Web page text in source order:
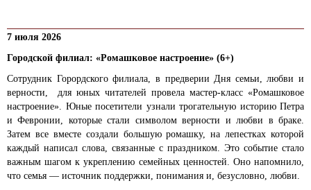
7 июля 2026
Городской филиал: «Ромашковое настроение» (6+)
Сотрудник Горордского филиала, в предверии Дня семьи, любви и
верности, для юных читателей провела мастер-класс «Ромашковое
настроение». Юные посетители узнали трогательную историю Петра
и Февронии, которые стали символом верности и любви в браке.
Затем все вместе создали большую ромашку, на лепестках которой
каждый написал слова, связанные с праздником. Это событие стало
важным шагом к укреплению семейных ценностей. Оно напомнило,
что семья — источник поддержки, понимания и, безусловно, любви.